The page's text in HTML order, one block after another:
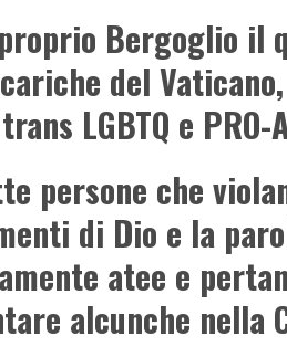
Bergoglio il
del
LGBTQ e PRO-
persone che
di Dio e la
atee e
alcunche nella